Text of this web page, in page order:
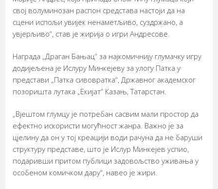
свој волуминозан распон средстава настоји да на
сцени испољи увијек ненаметљиво, суздржано, а
увјерљиво“, став је жирија о игри Андресове.
Награда „Драган Бањац“ за најкомичнију глумачку игру
додијељена је Ислуру Минкејеву за улогу Патка у
представи „Патка сивовратка“, Државног академског
позоришта лутака „Екијат“ Казањ, Татарстан.
„Вјештом глумцу је потребан сасвим мали простор да
ефектно искористи могућност жанра. Важно је за
цјелину да он у тој креацији води рачуна да не баруши
структуру представе, што је Ислур Минкејев успио,
подаривши притом публици задовољство уживања у
особеном комичком дару“, навео је жири.